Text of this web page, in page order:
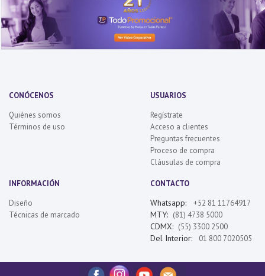
CONÓCENOS
Quiénes somos
Términos de uso
USUARIOS
Regístrate
Acceso a clientes
Preguntas frecuentes
Proceso de compra
Cláusulas de compra
INFORMACIÓN
Diseño
Técnicas de marcado
CONTACTO
Whatsapp: +52 81 11764917
MTY: (81) 4738 5000
CDMX: (55) 3300 2500
Del Interior: 01 800 7020505